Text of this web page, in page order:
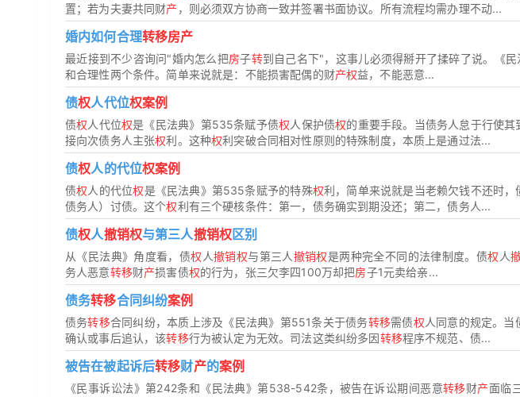
置；若为夫妻共同财产 ，则必须双方协商一致并签署书面协议。所有流程均需办理不动...
婚内如何合理转移房产
最近接到不少咨询问"婚内怎么把房子转到自己名下"，这事儿必须得掰开了揉碎了说。《
和合理性两个条件。简单来说就是：不能损害配偶的财产权益，不能恶意...
债权人代位权案例
债权人代位权是《民法典》第535条赋予债权人保护债权的重要手段。当债务人怠于行使其
接向次债务人主张权利。这种权利突破合同相对性原则的特殊制度，本质上是通过法...
债权人的代位权案例
债权人的代位权是《民法典》第535条赋予的特殊权利，简单来说就是当老赖欠钱不还时，
债务人）讨债。这个权利有三个硬核条件：第一，债务确实到期没还；第二，债务人...
债权人撤销权与第三人撤销权区别
从《民法典》角度看，债权 人撤销权与第三人撤销权是两种完全不同的法律制度。债权 人
务人恶意转移财产损害债权的行为，张三欠李四100万却把房子1元卖给亲...
债务转移合同纠纷案例
债务转移合同纠纷，本质上涉及《民法典》第551条关于债务转移需债权人同意的规定。当
确认或事后追认，该转移行为被认定为无效。司法这类纠纷多因转移程序不规范、债...
被告在被起诉后转移财产的案例
《民事诉讼法》第242条和《民法典》第538-542条，被告在诉讼期间恶意转移财产面临